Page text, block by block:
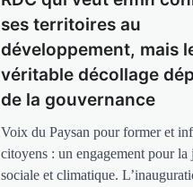
ses territoires au
développement, mais
véritable décollage
de la gouvernance
Voix du Paysan pour former et
citoyens : un engagement pour la
sociale et climatique.